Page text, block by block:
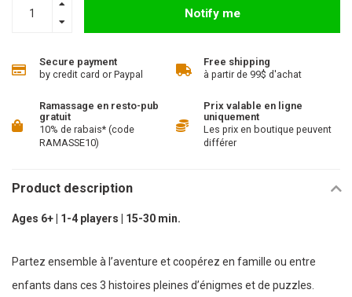
Notify me
Secure payment
by credit card or Paypal
Free shipping
à partir de 99$ d'achat
Ramassage en resto-pub
gratuit
10% de rabais* (code
RAMASSE10)
Prix valable en ligne
uniquement
Les prix en boutique peuvent
différer
Product description
Ages 6+ | 1-4 players | 15-30 min.
Partez ensemble à l’aventure et coopérez en famille ou entre
enfants dans ces 3 histoires pleines d’énigmes et de puzzles.